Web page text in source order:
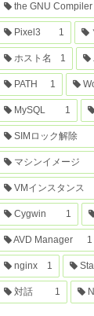
the GNU
Pixel3 1
ホスト名 1
PATH 1
MySQL 1
SIMロック解除
マシンイメージ
VMインスタンス
Cygwin 1
AVD Manager 1
nginx 1
対話 1